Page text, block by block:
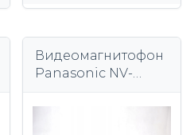
Видеомагнитофон
Panasonic NV-